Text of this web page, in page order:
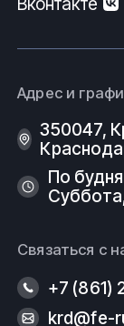
Адрес и
350047,
По
Связаться с
+7 (861)
krd@fe-